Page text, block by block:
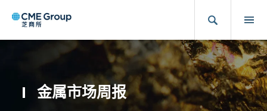
金属市场周报